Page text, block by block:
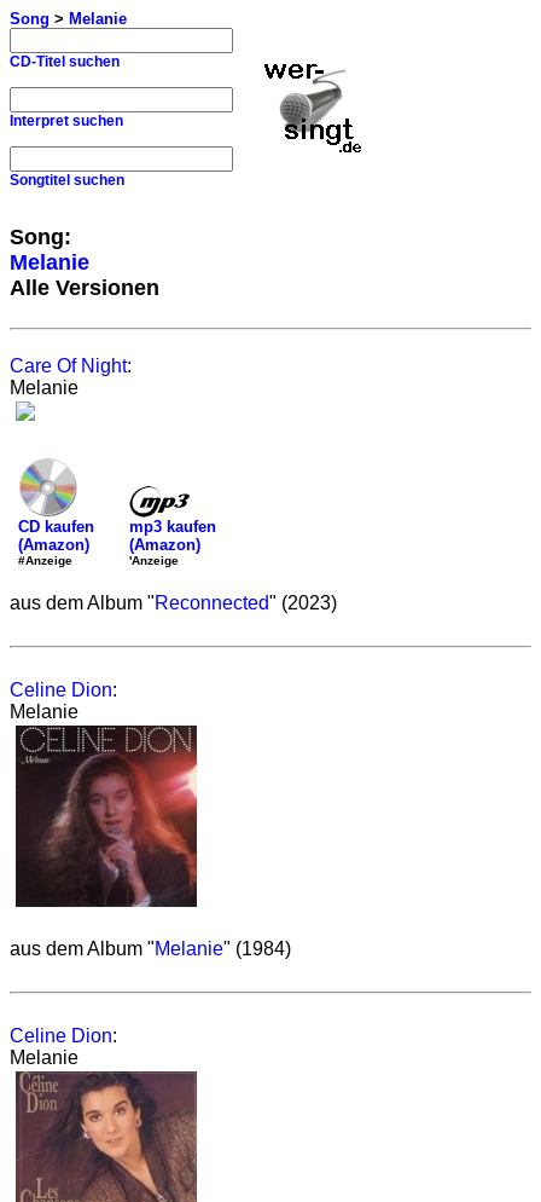
Song > Melanie
CD-Titel suchen
Interpret suchen
Songtitel suchen
Song:
Melanie
Alle Versionen
Care Of Night:
Melanie
CD kaufen
(Amazon)
#Anzeige
mp3 kaufen
(Amazon)
'Anzeige
aus dem Album "Reconnected" (2023)
Celine Dion:
Melanie
aus dem Album "Melanie" (1984)
Celine Dion:
Melanie